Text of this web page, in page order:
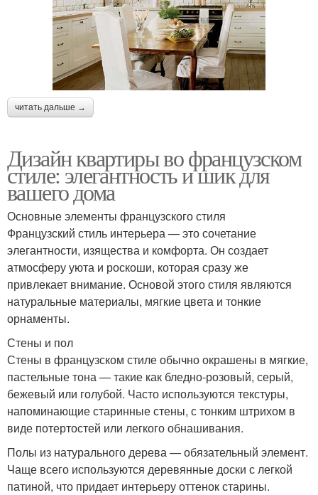
читать дальше →
Дизайн квартиры во французском
стиле: элегантность и шик для
вашего дома
Основные элементы французского стиля
Французский стиль интерьера — это сочетание
элегантности, изящества и комфорта. Он создает
атмосферу уюта и роскоши, которая сразу же
привлекает внимание. Основой этого стиля являются
натуральные материалы, мягкие цвета и тонкие
орнаменты.
Стены и пол
Стены в французском стиле обычно окрашены в мягкие,
пастельные тона — такие как бледно-розовый, серый,
бежевый или голубой. Часто используются текстуры,
напоминающие старинные стены, с тонким штрихом в
виде потертостей или легкого обнашивания.
Полы из натурального дерева — обязательный элемент.
Чаще всего используются деревянные доски с легкой
патиной, что придает интерьеру оттенок старины.